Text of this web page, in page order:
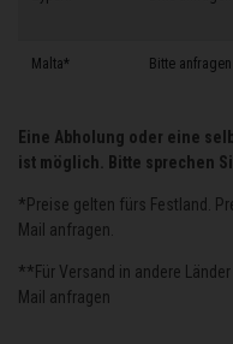
Malta* Bitte anfragen
Eine Abholung oder eine
ist möglich. Bitte sprechen
*Preise gelten fürs Festland.
Mail anfragen.
**Für Versand in andere
Mail anfragen